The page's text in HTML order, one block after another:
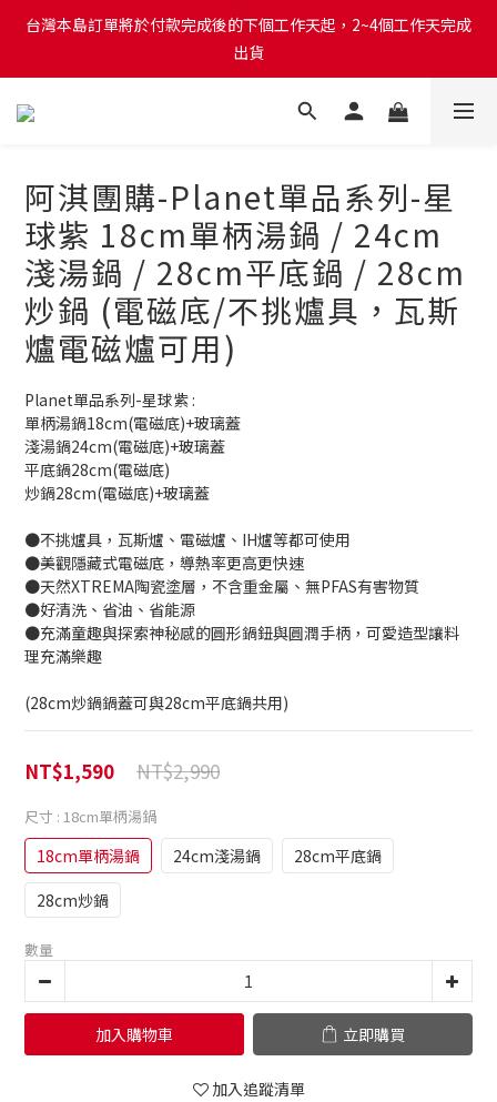
台灣本島訂單將於付款完成後的下個工作天起，2~4個工作天完成
出貨
台灣本島訂單將於付款完成後的下個工作天起，2~4個工作天完成
出貨
台灣本島消費滿$999免運費
台灣本島訂單將於付款完成後的下個工作天起，2~4個工作天完成
出貨
阿淇團購-Planet單品系列-星
球紫 18cm單柄湯鍋 / 24cm
淺湯鍋 / 28cm平底鍋 / 28cm
炒鍋 (電磁底/不挑爐具，瓦斯
爐電磁爐可用)
Planet單品系列-星球紫 :
單柄湯鍋18cm(電磁底)+玻璃蓋
淺湯鍋24cm(電磁底)+玻璃蓋
平底鍋28cm(電磁底)
炒鍋28cm(電磁底)+玻璃蓋
●不挑爐具，瓦斯爐、電磁爐、IH爐等都可使用
●美觀隱藏式電磁底，導熱率更高更快速
●天然XTREMA陶瓷塗層，不含重金屬、無PFAS有害物質
●好清洗、省油、省能源
●充滿童趣與探索神秘感的圓形鍋鈕與圓潤手柄，可愛造型讓料
理充滿樂趣
(28cm炒鍋鍋蓋可與28cm平底鍋共用)
NT$2,990
NT$1,590
尺寸 : 18cm單柄湯鍋
18cm單柄湯鍋 24cm淺湯鍋
28cm平底鍋
28cm炒鍋
數量
加入購物車 立即購買
加入追蹤清單